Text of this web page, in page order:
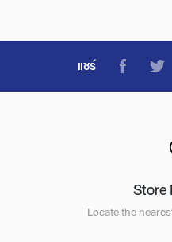
แชร์
Store
Locate the